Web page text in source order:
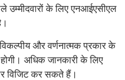
उम्मीदवारों के लिए एनआईएसीएल
और वर्णनात्मक प्रकार के
अधिक जानकारी के लिए
विजिट कर सकते हैं।